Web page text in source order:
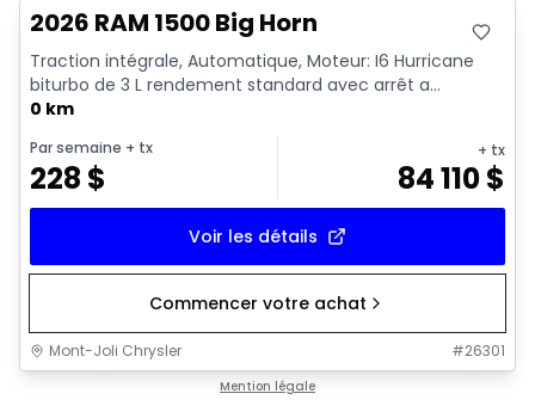
2026 RAM 1500 Big Horn
Traction intégrale, Automatique, Moteur: I6 Hurricane
biturbo de 3 L rendement standard avec arrêt a...
0 km
Par semaine + tx
228 $
+ tx
84 110$
Voir les détails
Commencer votre achat
Mont-Joli Chrysler #26301
Mention légale